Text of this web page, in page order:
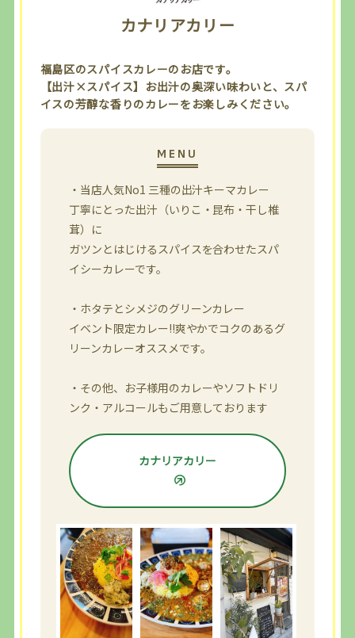
カナリアカリー
福島区のスパイスカレーのお店です。
【出汁×スパイス】お出汁の奥深い味わいと、スパ
イスの芳醇な香りのカレーをお楽しみください。
・当店人気No1 三種の出汁キーマカレー
丁寧にとった出汁（いりこ・昆布・干し椎
茸）に
ガツンとはじけるスパイスを合わせたスパ
イシーカレーです。
・ホタテとシメジのグリーンカレー
イベント限定カレー!!爽やかでコクのあるグ
リーンカレーオススメです。
・その他、お子様用のカレーやソフトドリ
ンク・アルコールもご用意しております
カナリアカリー